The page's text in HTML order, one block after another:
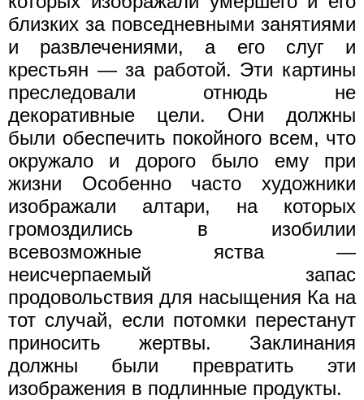
близких за повседневными занятиями
и развлечениями, а его слуг и
крестьян — за работой. Эти картины
преследовали отнюдь не
декоративные цели. Они должны
были обеспечить покойного всем, что
окружало и дорого было ему при
жизни Особенно часто художники
изображали алтари, на которых
громоздились в изобилии
всевозможные яства —
неисчерпаемый запас
продовольствия для насыщения Ка на
тот случай, если потомки перестанут
приносить жертвы. Заклинания
должны были превратить эти
изображения в подлинные продукты.